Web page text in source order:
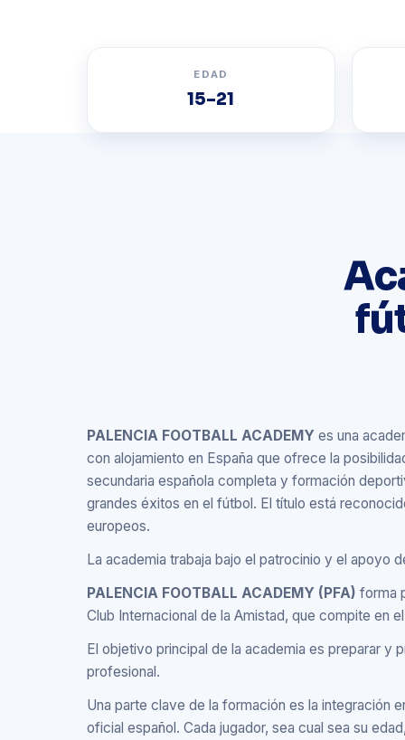
EDAD
15–21
PALENCIA FOOTBALL ACADEMY es una
con alojamiento en España que ofrece la
secundaria española completa y formación
grandes éxitos en el fútbol. El título está
europeos.
La academia trabaja bajo el patrocinio y el apoyo
PALENCIA FOOTBALL ACADEMY (PFA) forma
Club Internacional de la Amistad, que compite en
El objetivo principal de la academia es preparar y
profesional.
Una parte clave de la formación es la integración
oficial español. Cada jugador, sea cual sea su